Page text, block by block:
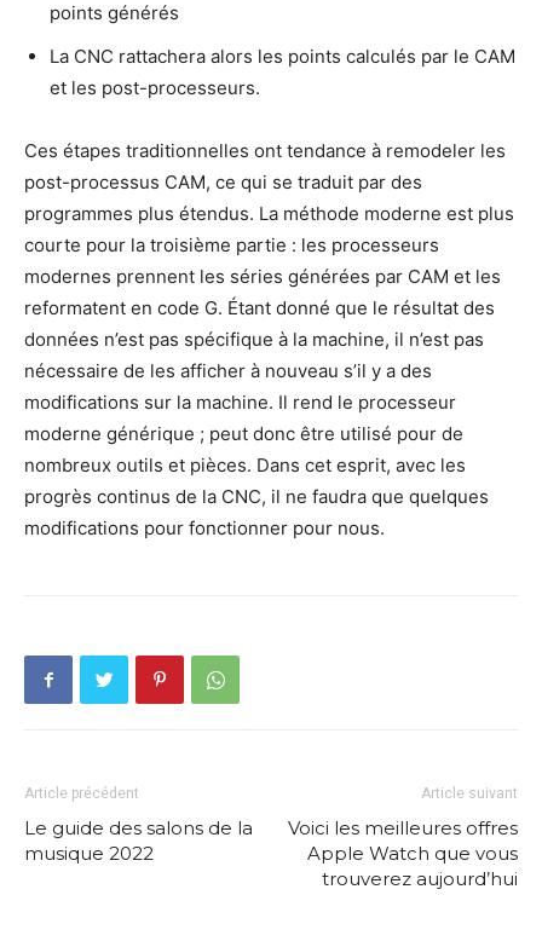
points générés
La CNC rattachera alors les points calculés par le CAM
et les post-processeurs.
Ces étapes traditionnelles ont tendance à remodeler les
post-processus CAM, ce qui se traduit par des
programmes plus étendus. La méthode moderne est plus
courte pour la troisième partie : les processeurs
modernes prennent les séries générées par CAM et les
reformatent en code G. Étant donné que le résultat des
données n’est pas spécifique à la machine, il n’est pas
nécessaire de les afficher à nouveau s’il y a des
modifications sur la machine. Il rend le processeur
moderne générique ; peut donc être utilisé pour de
nombreux outils et pièces. Dans cet esprit, avec les
progrès continus de la CNC, il ne faudra que quelques
modifications pour fonctionner pour nous.
Article précédent
Le guide des salons de la
musique 2022
Article suivant
Voici les meilleures offres
Apple Watch que vous
trouverez aujourd’hui